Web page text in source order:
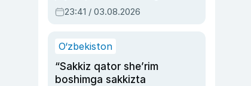
ayolga sud hukmi o‘qildi
23:41 / 03.08.2026
O‘zbekiston
“Sakkiz qator she’rim
boshimga sakkizta